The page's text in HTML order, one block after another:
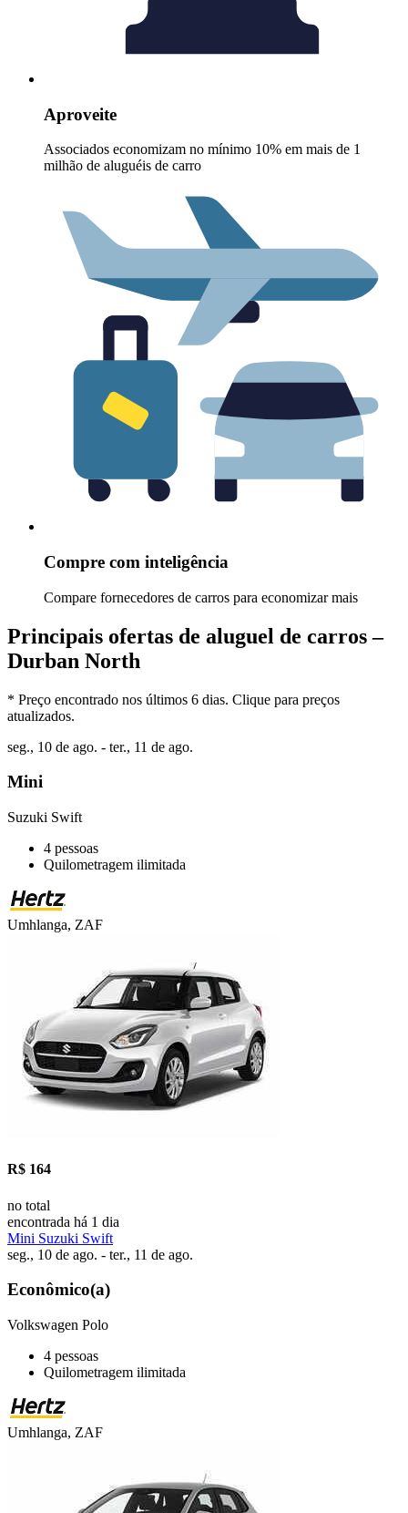
Aproveite
Associados economizam no mínimo 10% em mais de 1
milhão de aluguéis de carro
Compre com inteligência
Compare fornecedores de carros para economizar mais
Principais ofertas de aluguel de carros –
Durban North
* Preço encontrado nos últimos 6 dias. Clique para preços
atualizados.
seg., 10 de ago. - ter., 11 de ago.
Mini
Suzuki Swift
4 pessoas
Quilometragem ilimitada
Umhlanga, ZAF
R$ 164
no total
encontrada há 1 dia
Mini Suzuki Swift
seg., 10 de ago. - ter., 11 de ago.
Econômico(a)
Volkswagen Polo
4 pessoas
Quilometragem ilimitada
Umhlanga, ZAF